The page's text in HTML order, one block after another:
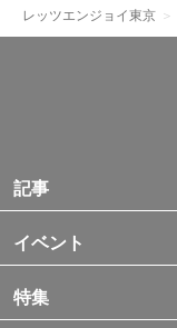
レッツエンジョイ東京
記事
イベント
特集